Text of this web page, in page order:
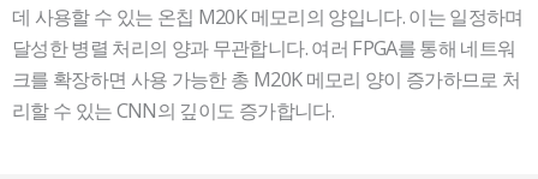
데 사용할 수 있는 온칩 M20K 메모리의 양입니다. 이는 일정하며
달성한 병렬 처리의 양과 무관합니다. 여러 FPGA를 통해 네트워
크를 확장하면 사용 가능한 총 M20K 메모리 양이 증가하므로 처
리할 수 있는 CNN의 깊이도 증가합니다.